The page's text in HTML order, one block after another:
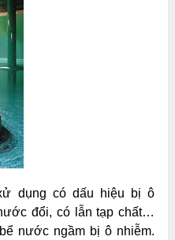
dụng có dấu hiệu bị ô
đổi, có lẫn tạp chất…
nước ngầm bị ô nhiễm.